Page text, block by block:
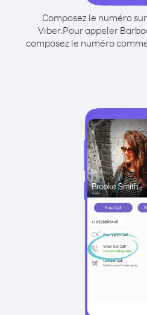
Composez le numéro
Viber.Pour appeler
composez le numéro